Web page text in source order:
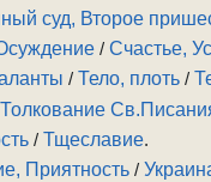
суд, Второе
/Счастье,
/Тело, плоть /
Толкование
/Тщеславие.
Приятность /